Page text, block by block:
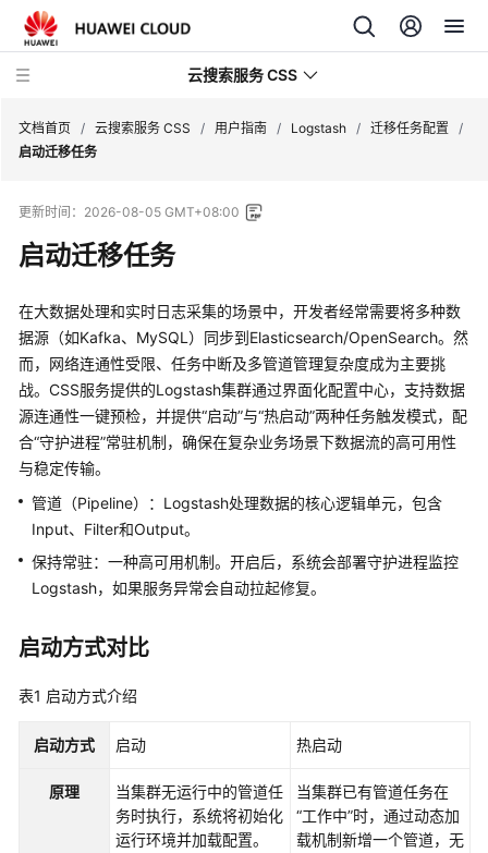
云搜索服务 CSS
最
动
态
服
务
公
告
产
绍
费
明
快
入
文档首页 / 云搜索服务 CSS / 用户指南 / Logstash / 迁移任务配置
/
启动迁移任务
更新时间： 2026-08-05 GMT+08:00
启动迁移任务
在大数据处理和实时日志采集的场景中，开发者经常需要将多种数
据源（如Kafka、MySQL）同步到Elasticsearch/OpenSearch。然
而，网络连通性受限、任务中断及多管道管理复杂度成为主要挑
战。CSS服务提供的Logstash集群通过界面化配置中心，支持数据
源连通性一键预检，并提供“启动”与“热启动”两种任务触发模式，配
合“守护进程”常驻机制，确保在复杂业务场景下数据流的高可用性
与稳定传输。
管道（Pipeline）：Logstash处理数据的核心逻辑单元，包含
Input、Filter和Output。
保持常驻：一种高可用机制。开启后，系统会部署守护进程监控
Logstash，如果服务异常会自动拉起修复。
启动方式对比
表1 启动方式介绍
启动方式 启动 热启动
原理
当集群无运行中的管道任
务时执行，系统将初始化
运行环境并加载配置。
当集群已有管道任务在
“工作中”时，通过动态加
载机制新增一个管道，无